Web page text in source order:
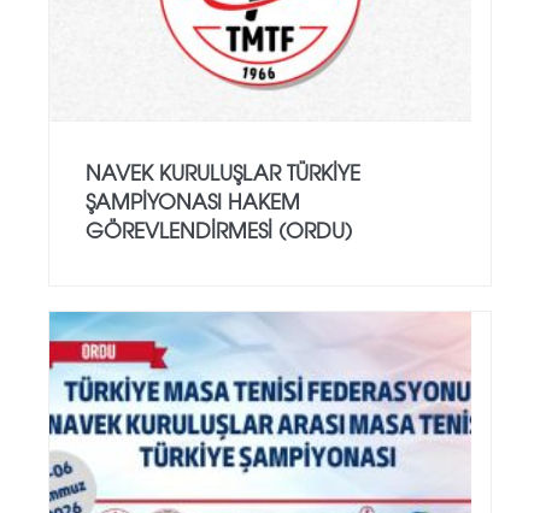
NAVEK KURULUŞLAR TÜRKIYE
ŞAMPIYONASI HAKEM
GÖREVLENDIRMESI (ORDU)